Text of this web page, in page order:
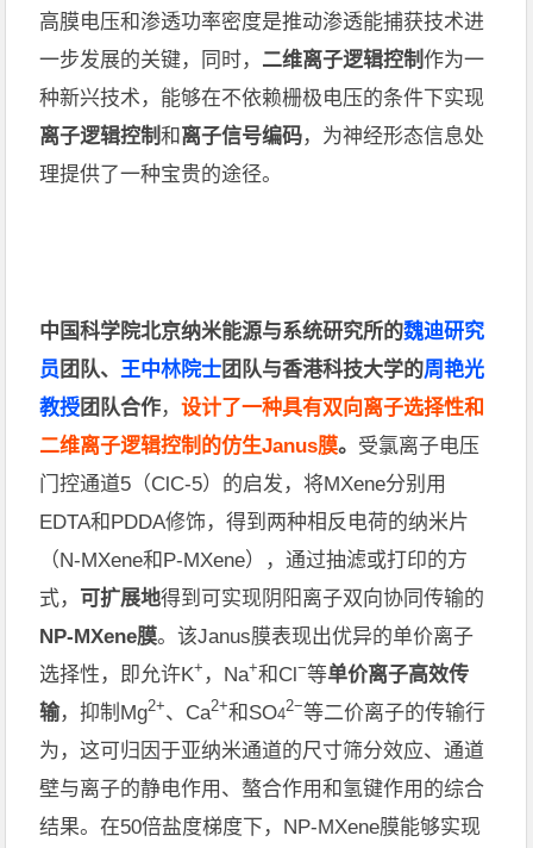
高膜电压和渗透功率密度是推动渗透能捕获技术进
一步发展的关键，同时， 二维离子逻辑控制作为一
种新兴技术，能够在不依赖栅极电压的条件下实现
离子逻辑控制和 离子信号编码，为神经形态信息处
理提供了一种宝贵的途径。
中国科学院北京纳米能源与系统研究所的魏迪研究
员 团队、王中林院士团队与香港科技大学的周艳光
教授团队合作，设计了一种具有双向离子选择性和
二维离子逻辑控制的仿生Janus膜。 受氯离子电压
门控通道5 （ClC-5）的启发，将MXene分别用
EDTA和 PDDA修饰，得到两种相反电荷的纳米片
（N-MXene和 P-MXene），通过抽滤或打印的方
式， 可扩展地得到可实现阴阳离子双向协同传输的
NP-MXene膜。该Janus膜表现出优异的单价离子
选择性，即允许K+ ， Na+和 Cl−等单价离子高效传
输，抑制 Mg2+、 Ca2+和 SO42−等二价离子的传输行
为，这可归因于亚纳米通道的尺寸筛分效应、通道
壁与离子的静电作用 、 螯合作用和氢键作用 的综合
结果。在50倍盐度梯度下， NP-MXene膜能够实现